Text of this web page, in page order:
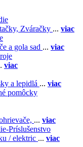
Zváračky ... viac
a gola sad ... viac
viac
a lepidlá ... viac
pomôcky
... viac
Príslušenstvo
/ elektric ... viac